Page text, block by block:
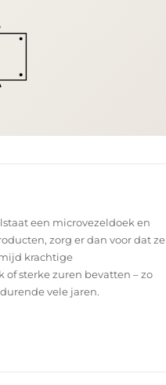
een microvezeldoek en
zorg er dan voor dat ze
krachtige
sterke zuren bevatten – zo
vele jaren.